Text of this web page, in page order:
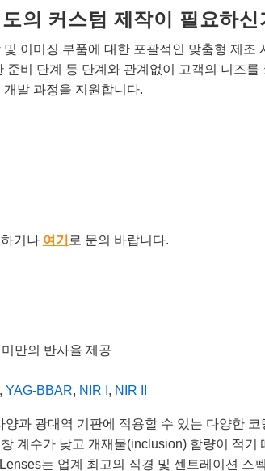
의 커스텀 제작이 필요하신
이미징 부품에 대한 포괄적인 맞춤형 제조
비 단계 등 단계와 관계없이 고객의 니즈를
발 과정을 지원합니다.
거나 여기 로 문의 바랍니다.
만의 반사율 제공
YAG-BBAR, NIR I , NIR II
광대역 기판에 적용할 수 있는 다양한
계수가 낮고 개재물(inclusion) 함량이 적
는 업계 최고의 직경 및 센트레이션 스